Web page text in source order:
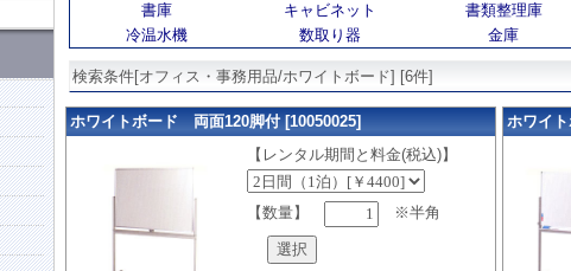
書庫
キャビネット 書類整理庫
冷温水機
数取り器 金庫
検索条件[オフィス・事務用品/ホワイトボード] [6件]
ホワイトボード 両面120脚付 [10050025]
【レンタル期間と料金(税込)】
【数量】 ※半角
ホワイ